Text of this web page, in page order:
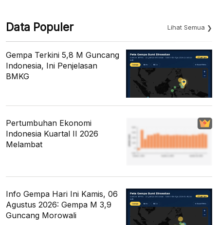
Data Populer Lihat Semua
Gempa Terkini 5,8 M Guncang
Indonesia, Ini Penjelasan
BMKG
Pertumbuhan Ekonomi
Indonesia Kuartal II 2026
Melambat
Info Gempa Hari Ini Kamis, 06
Agustus 2026: Gempa M 3,9
Guncang Morowali